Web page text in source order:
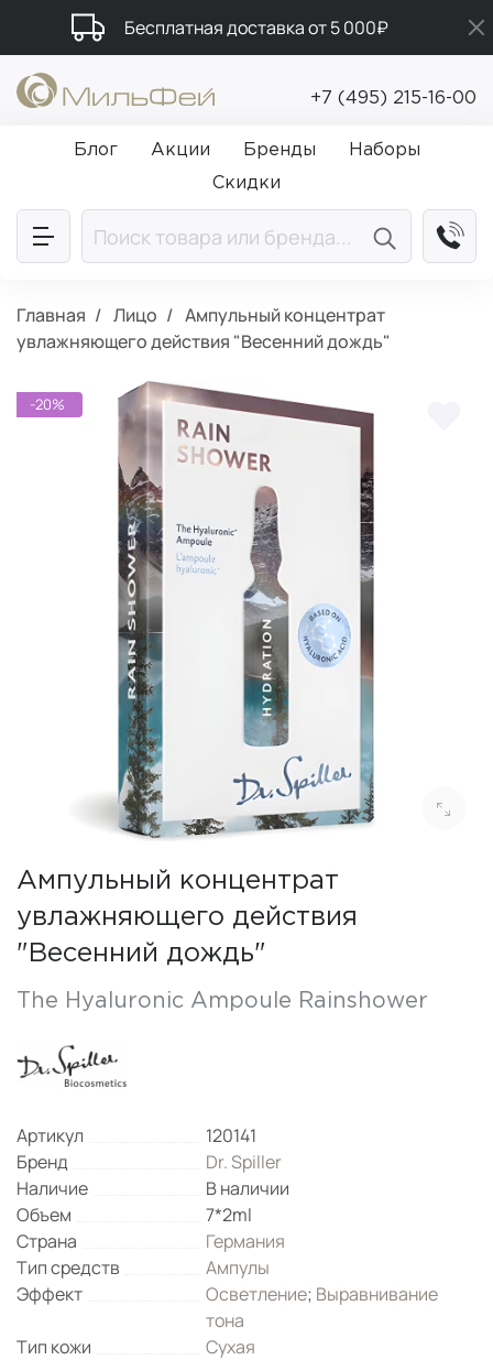
Бесплатная доставка от 5 000₽
Промокод ПРИВЕТ
Подарки в каждый заказ от 5 000₽
+7 (495) 215-16-00
Блог Акции Бренды
Наборы
Скидки
Главная Лицо
Ампульный концентрат
увлажняющего действия "Весенний дождь"
-20%
Ампульный концентрат
увлажняющего действия
"Весенний дождь"
The Hyaluronic Ampoule Rainshower
Артикул
120141
Бренд
Dr. Spiller
Наличие
В наличии
Объем
7*2ml
Страна
Германия
Тип средств
Ампулы
Эффект
Осветление; Выравнивание
тона
Тип кожи
Сухая